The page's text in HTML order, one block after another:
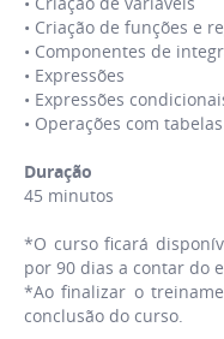
• Criação de funções e
• Componentes de
• Expressões
• Expressões
• Operações com tabelas
Duração
45 minutos
*O curso ficará
por 90 dias a contar do
*Ao finalizar o
conclusão do curso.